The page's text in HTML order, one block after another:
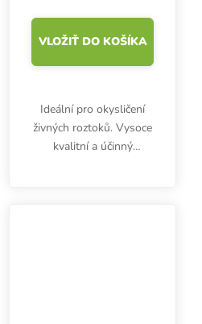
VLOŽIŤ DO KOŠÍKA
Ideální pro okysličení
živných roztoků. Vysoce
kvalitní a účinný